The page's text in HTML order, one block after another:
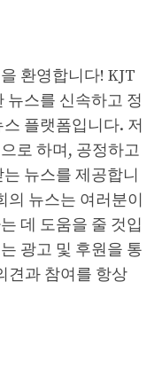
환영합니다! KJT
뉴스를 신속하고 정
플랫폼입니다. 저
로 하며, 공정하고
뉴스를 제공합니
의 뉴스는 여러분이
데 도움을 줄 것입
광고 및 후원을 통
견과 참여를 항상